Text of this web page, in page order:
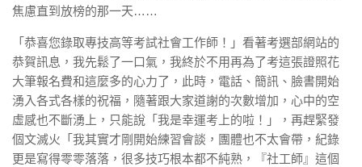
焦慮直到放榜的那一天……
「恭喜您錄取專技高等考試社會工作師！」看著考選部網站的
恭賀訊息，我先鬆了一口氣，我終於不用再為了考這張證照花
大筆報名費和這麼多的心力了，此時，電話、簡訊、臉書開始
湧入各式各樣的祝福，隨著跟大家道謝的次數增加，心中的空
虛感也不斷湧上，只能說「我是幸運考上的啦！」，再趕緊發
個文滅火「我其實才剛開始練習會談，團體也不太會帶，紀錄
更是寫得零零落落，很多技巧根本都不純熟，『社工師』這個